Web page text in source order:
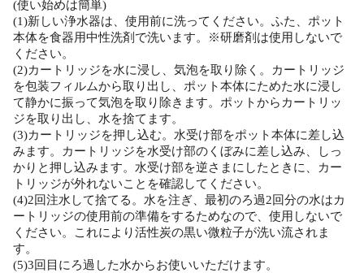
(使い始めは簡単)
(1)新しい浄水器は、使用前に洗ってください。ふた、ポット
本体を食器用中性洗剤で洗います。※研磨剤は使用しないで
ください。
(2)カートリッジを水に浸し、気泡を取り除く。カートリッジ
を包装フィルムから取り出し、ポット本体にためた水に浸し
て静かに振って気泡を取り除きます。ポットからカートリッ
ジを取り出し、水を捨てます。
(3)カートリッジを押し込む。水受け部をポット本体に差し込
みます。カートリッジを水受け部のくぼみに差し込み、しっ
かりと押し込みます。水受け部を逆さまにしたときに、カー
トリッジが外れないことを確認してください。
(4)2回注水して捨てる。水を注ぎ、最初のろ過2回分の水はカ
ートリッジの使用前の準備をするためなので、使用しないで
ください。これにより活性炭の黒い微粒子が洗い流されま
す。
(5)3回目にろ過した水からお使いいただけます。